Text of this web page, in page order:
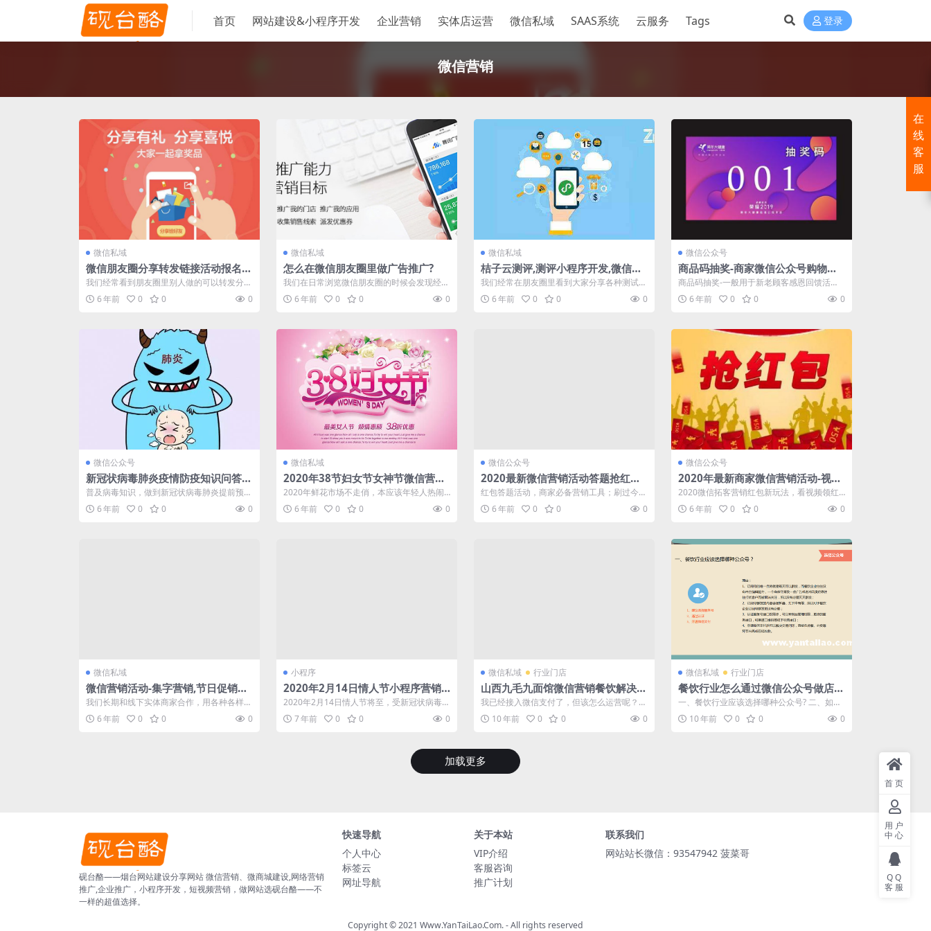
首页 网站建设&小程序开发 企业营销 实体店运营 微信私域 SAAS系统 云服务 Tags 登录
微信营销
微信私域
微信朋友圈分享转发链接活动报名怎
么做？
我们经常看到朋友圈里别人做的可以转发分享
的活动链接，里面可以设置活动信息，也可
以...6 年前 0 0 0
微信私域
怎么在微信朋友圈里做广告推广?
我们在日常浏览微信朋友圈的时候会发现经常
浏览到一些广告穿插在朋友圈图文消息中
间，...6 年前 0 0 0
微信私域
桔子云测评,测评小程序开发,微信各
种测试小程序源码
我们经常在朋友圈里看到大家分享各种测试，
比如爱情测试、单身测试、命运测试等，各
种...6 年前 0 0 0
微信公众号
商品码抽奖-商家微信公众号购物有
奖吸粉/维护老客户功能
商品码抽奖-一般用于新老顾客感恩回馈活
动；商家销售出去的商品后，买家可以通过微
信...6 年前 0 0 0
微信公众号
新冠状病毒肺炎疫情防疫知识问答-
微信朋友圈病毒营销
普及病毒知识，做到新冠状病毒肺炎提前预
防，远离病毒源，本功能将肺炎疫情必备知识
整...6 年前 0 0 0
微信私域
2020年38节妇女节女神节微信营销
活动有哪些?
2020年鲜花市场不走俏，本应该年轻人热闹
的消费红利市场没有如期而至；接踵而至的...
6 年前 0 0 0
微信公众号
2020最新微信营销活动答题抢红
包，商家宣传必备营销工具
红包答题活动，商家必备营销工具；刷过今日
头条的朋友一定参与过答题有奖活动，本营
销...6 年前 0 0 0
微信公众号
2020年最新商家微信营销活动-视频
红包,看视频领红包
2020微信拓客营销红包新玩法，看视频领红
包，商家通过充值红包金额即可参与活动，...
6 年前 0 0 0
微信私域
微信营销活动-集字营销,节日促销活
动,类似支付宝集福字
我们长期和线下实体商家合作，用各种各样的
工具做过很多活动，集字活动始终是效果特
别...6 年前 0 0 0
小程序
2020年2月14日情人节小程序营销,
情人节鲜花店促销活动方案
2020年2月14日情人节将至，受新冠状病毒肺
炎影响，今年的情人节不同往年，对鲜...
7 年前 0 0 0
微信私域 行业门店
山西九毛九面馆微信营销餐饮解决方
案提高翻台率
我已经接入微信支付了，但该怎么运营呢？微
信营销针对餐饮行业有没有好的案例参考？
我...10 年前 0 0 0
微信私域 行业门店
餐饮行业怎么通过微信公众号做店铺
运营？微餐饮解决方案
一、餐饮行业应该选择哪种公众号? 二、如何
改造流程，提高翻台率和坪效? 三、如何...
10 年前 0 0 0
加载更多
在
线
客
服
砚台酪——烟台网站建设分享网站 微信营销、微商城建设,网络营销
推广,企业推广，小程序开发，短视频营销，做网站选砚台酪——不
一样的超值选择。
快速导航
个人中心
标签云
网址导航
关于本站
VIP介绍
客服咨询
推广计划
联系我们
网站站长微信：93547942 菠菜哥
Copyright © 2021 Www.YanTaiLao.Com. - All rights reserved
首页
用户
中心
QQ
客服